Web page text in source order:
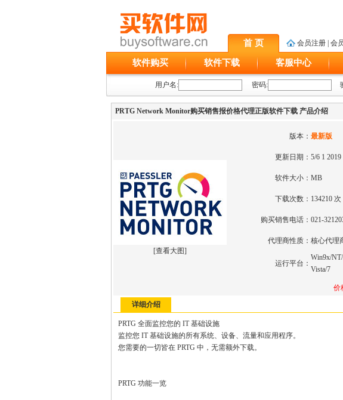
首 页 会员注册 会
软件购买 软件下载 客服中心
用户名: 密码:
PRTG Network Monitor购买销售报价格代理正版软件下载 产品介绍
[查看大图]
版本： 最新版
更新日期： 5/6 1 2019
软件大小： MB
下载次数： 134210 次
购买销售电话： 021-
代理商性质： 核心代理
运行平台：
Win9x/
Vista/7
价
详细介绍
PRTG 全面监控您的 IT 基础设施
监控您 IT 基础设施的所有系统、设备、流量和应用程序。
您需要的一切皆在 PRTG 中，无需额外下载。
PRTG 功能一览